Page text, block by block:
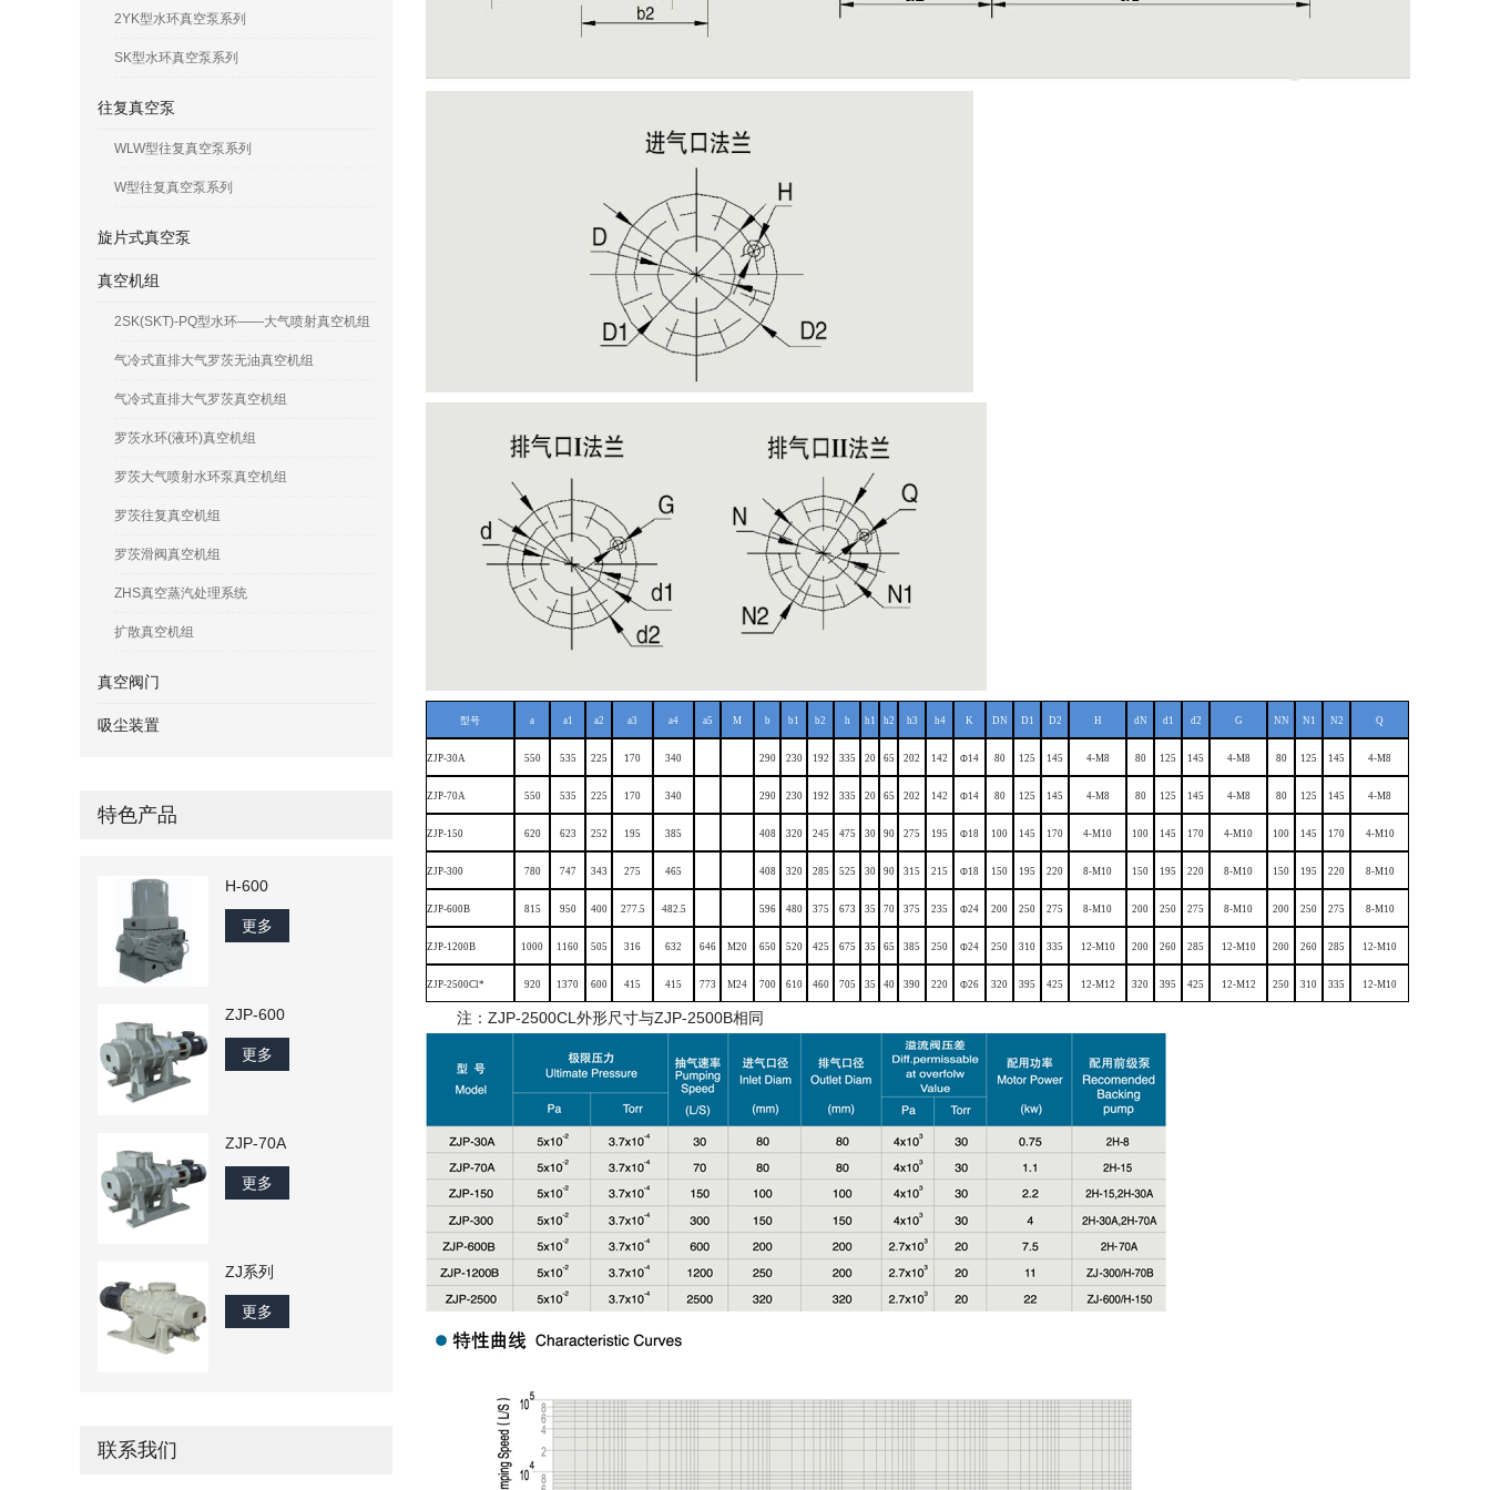
型号 a a1 a2 a3 a4 a5 M b b1 b2 h h1 h2 h3 h4 K DN D1 D2 H dN d1 d2 G NN N1 N2 Q
ZJP-30A 550 535 225 170 340 290 230 192 335 20 65 202 142 Φ14 80 125 145 4-M8 80 125 145 4-M8 80 125 145 4-M8
ZJP-70A 550 535 225 170 340 290 230 192 335 20 65 202 142 Φ14 80 125 145 4-M8 80 125 145 4-M8 80 125 145 4-M8
ZJP-150 620 623 252 195 385 408 320 245 475 30 90 275 195 Φ18 100 145 170 4-M10 100 145 170 4-M10 100 145 170 4-M10
ZJP-300 780 747 343 275 465 408 320 285 525 30 90 315 215 Φ18 150 195 220 8-M10 150 195 220 8-M10 150 195 220 8-M10
ZJP-600B 815 950 400 277.5 482.5 596 480 375 673 35 70 375 235 Φ24 200 250 275 8-M10 200 250 275 8-M10 200 250 275 8-M10
ZJP-1200B 1000 1160 505 316 632 646 M20 650 520 425 675 35 65 385 250 Φ24 250 310 335 12-M10 200 260 285 12-M10 200 260 285 12-M10
ZJP-2500Cl* 920 1370 600 415 415 773 M24 700 610 460 705 35 40 390 220 Φ26 320 395 425 12-M12 320 395 425 12-M12 250 310 335 12-M10
注： ZJP-2500CL外形尺寸与ZJP-2500B相同
2YK型水环真空泵系列
SK型水环真空泵系列
往复真空泵
WLW型往复真空泵系列
W型往复真空泵系列
旋片式真空泵
真空机组
2SK(SKT)-PQ型水环——大气喷射真空机组
气冷式直排大气罗茨无油真空机组
气冷式直排大气罗茨真空机组
罗茨水环(液环)真空机组
罗茨大气喷射水环泵真空机组
罗茨往复真空机组
罗茨滑阀真空机组
ZHS真空蒸汽处理系统
扩散真空机组
真空阀门
吸尘装置
特色产品
H-600
更多
ZJP-600
更多
ZJP-70A
更多
ZJ系列
更多
联系我们